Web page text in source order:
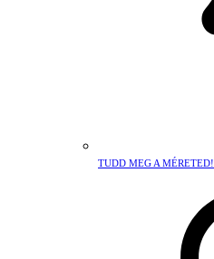
TUDD MEG A MÉRETED!